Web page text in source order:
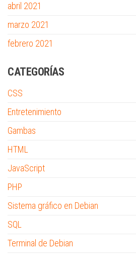
abril 2021
marzo 2021
febrero 2021
CATEGORÍAS
CSS
Entretenimiento
Gambas
HTML
JavaScript
PHP
Sistema gráfico en Debian
SQL
Terminal de Debian